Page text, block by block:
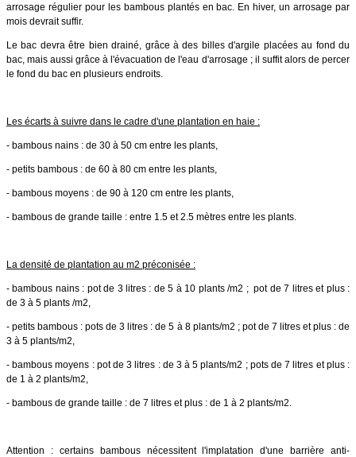
arrosage régulier pour les bambous plantés en bac. En hiver, un arrosage par
mois devrait suffir.
Le bac devra être bien drainé, grâce à des billes d'argile placées au fond du
bac, mais aussi grâce à l'évacuation de l'eau d'arrosage ; il suffit alors de percer
le fond du bac en plusieurs endroits.
Les écarts à suivre dans le cadre d'une plantation en haie :
- bambous nains : de 30 à 50 cm entre les plants,
- petits bambous : de 60 à 80 cm entre les plants,
- bambous moyens : de 90 à 120 cm entre les plants,
- bambous de grande taille : entre 1.5 et 2.5 mètres entre les plants.
La densité de plantation au m2 préconisée :
- bambous nains : pot de 3 litres : de 5 à 10 plants /m2 ; pot de 7 litres et plus :
de 3 à 5 plants /m2,
- petits bambous : pots de 3 litres : de 5 à 8 plants/m2 ; pot de 7 litres et plus : de
3 à 5 plants/m2,
- bambous moyens : pot de 3 litres : de 3 à 5 plants/m2 ; pots de 7 litres et plus :
de 1 à 2 plants/m2,
- bambous de grande taille : de 7 litres et plus : de 1 à 2 plants/m2.
Attention : certains bambous nécessitent l'implatation d'une barrière anti-